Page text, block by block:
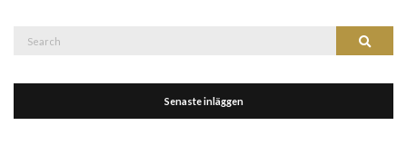
Search
Senaste inläggen